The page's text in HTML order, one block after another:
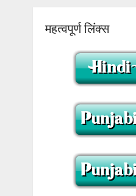
महत्वपूर्ण लिंक्स